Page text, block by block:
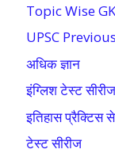
Topic Wise
UPSC
अधिक ज्ञान
इंग्लिश टेस्ट सीरीज
इतिहास प्रैक्टिस
टेस्ट सीरीज